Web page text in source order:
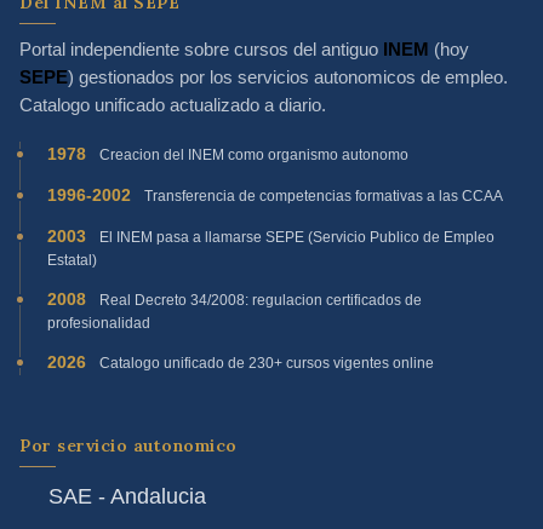
Portal independiente sobre cursos del antiguo INEM (hoy
SEPE) gestionados por los servicios autonomicos de empleo.
Catalogo unificado actualizado a diario.
1978 Creacion del INEM como organismo autonomo
1996-2002 Transferencia de competencias formativas a las CCAA
2003
El INEM pasa a llamarse SEPE (Servicio Publico de Empleo
Estatal)
2008
Real Decreto 34/2008: regulacion certificados de
profesionalidad
2026 Catalogo unificado de 230+ cursos vigentes online
Por servicio autonomico
SAE - Andalucia